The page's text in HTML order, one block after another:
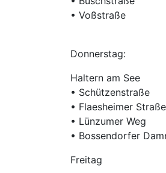
• Voßstraße
Donnerstag:
Haltern am See
• Schützenstraße
• Flaesheimer Straße
• Lünzumer Weg
• Bossendorfer
Freitag